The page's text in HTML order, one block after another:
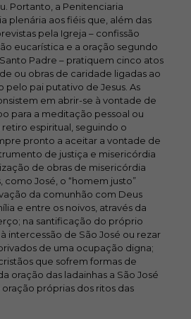
Portanto, a Penitenciaria
plenária aos fiéis que, além das
pela Igreja – confissão
eucarística e a oração segundo
Padre – pratiquem cinco atos
ou obras de caridade ligadas ao
pai putativo de Jesus. As
em abrir-se à vontade de
para a meditação pessoal ou
espiritual, seguindo o
pronto a aceitar a vontade de
de justiça e misericórdia
de obras de misericórdia
como José, o “homem justo”
da comunhão com Deus
e entre os noivos, através da
na santificação do próprio
intercessão de São José ou rezar
de uma ocupação digna;
que sofrem formas de
oração das ladainhas a São José
próprias dos ritos das